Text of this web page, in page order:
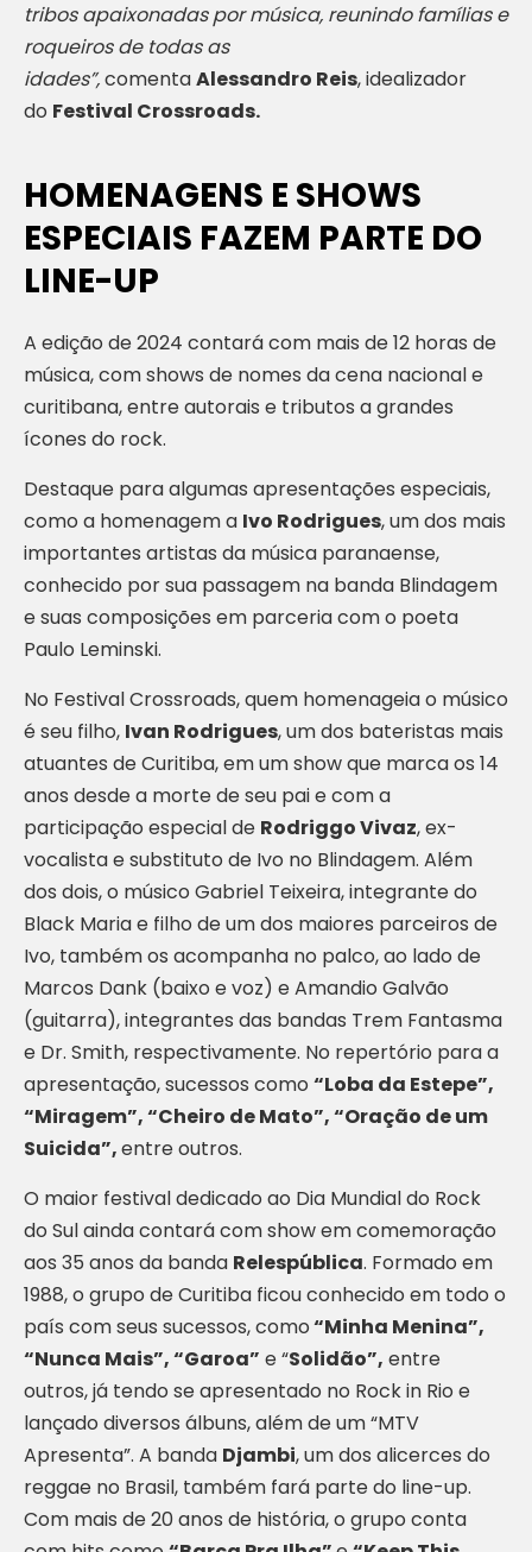
tribos apaixonadas por música, reunindo famílias e
roqueiros de todas as
idades”,comentaAlessandro Reis, idealizador
do Festival Crossroads.
HOMENAGENS E SHOWS
ESPECIAIS FAZEM PARTE DO
LINE-UP
A edição de 2024 contará com mais de 12 horas de
música, com shows de nomes da cena nacional e
curitibana, entre autorais e tributos a grandes
ícones do rock.
Destaque para algumas apresentações especiais,
como a homenagem a Ivo Rodrigues, um dos mais
importantes artistas da música paranaense,
conhecido por sua passagem na banda Blindagem
e suas composições em parceria com o poeta
Paulo Leminski.
No Festival Crossroads, quem homenageia o músico
é seu filho, Ivan Rodrigues, um dos bateristas mais
atuantes de Curitiba, em um show que marca os 14
anos desde a morte de seu pai e com a
participação especial de Rodriggo Vivaz, ex-
vocalista e substituto de Ivo no Blindagem. Além
dos dois, o músico Gabriel Teixeira, integrante do
Black Maria e filho de um dos maiores parceiros de
Ivo, também os acompanha no palco, ao lado de
Marcos Dank (baixo e voz) e Amandio Galvão
(guitarra), integrantes das bandas Trem Fantasma
e Dr. Smith, respectivamente. No repertório para a
apresentação, sucessos como “Loba da Estepe”,
“Miragem”, “Cheiro de Mato”, “Oração de um
Suicida”,entre outros.
O maior festival dedicado ao Dia Mundial do Rock
do Sul ainda contará com show em comemoração
aos 35 anos da banda Relespública. Formado em
1988, o grupo de Curitiba ficou conhecido em todo o
país com seus sucessos, como“Minha Menina”,
“Nunca Mais”, “Garoa” e “Solidão”, entre
outros, já tendo se apresentado no Rock in Rio e
lançado diversos álbuns, além de um “MTV
Apresenta”. A banda Djambi, um dos alicerces do
reggae no Brasil, também fará parte do line-up.
Com mais de 20 anos de história, o grupo conta